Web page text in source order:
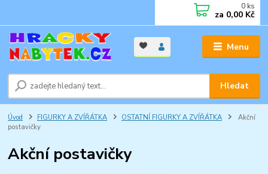
Menu
Hledat
0 ks
za 0,00 Kč
Úvod FIGURKY A ZVÍŘÁTKA OSTATNÍ FIGURKY A ZVÍŘÁTKA
Akční
postavičky
Akční postavičky